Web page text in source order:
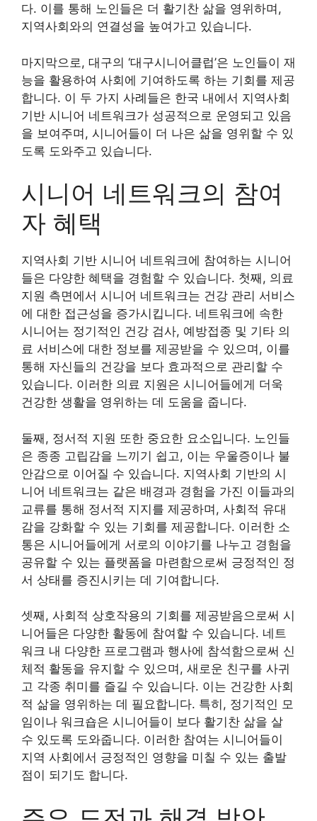
다. 이를 통해 노인들은 더 활기찬 삶을 영위하며,
지역사회와의 연결성을 높여가고 있습니다.
마지막으로, 대구의 ‘대구시니어클럽’은 노인들이 재
능을 활용하여 사회에 기여하도록 하는 기회를 제공
합니다. 이 두 가지 사례들은 한국 내에서 지역사회
기반 시니어 네트워크가 성공적으로 운영되고 있음
을 보여주며, 시니어들이 더 나은 삶을 영위할 수 있
도록 도와주고 있습니다.
시니어 네트워크의 참여
자 혜택
지역사회 기반 시니어 네트워크에 참여하는 시니어
들은 다양한 혜택을 경험할 수 있습니다. 첫째, 의료
지원 측면에서 시니어 네트워크는 건강 관리 서비스
에 대한 접근성을 증가시킵니다. 네트워크에 속한
시니어는 정기적인 건강 검사, 예방접종 및 기타 의
료 서비스에 대한 정보를 제공받을 수 있으며, 이를
통해 자신들의 건강을 보다 효과적으로 관리할 수
있습니다. 이러한 의료 지원은 시니어들에게 더욱
건강한 생활을 영위하는 데 도움을 줍니다.
둘째, 정서적 지원 또한 중요한 요소입니다. 노인들
은 종종 고립감을 느끼기 쉽고, 이는 우울증이나 불
안감으로 이어질 수 있습니다. 지역사회 기반의 시
니어 네트워크는 같은 배경과 경험을 가진 이들과의
교류를 통해 정서적 지지를 제공하며, 사회적 유대
감을 강화할 수 있는 기회를 제공합니다. 이러한 소
통은 시니어들에게 서로의 이야기를 나누고 경험을
공유할 수 있는 플랫폼을 마련함으로써 긍정적인 정
서 상태를 증진시키는 데 기여합니다.
셋째, 사회적 상호작용의 기회를 제공받음으로써 시
니어들은 다양한 활동에 참여할 수 있습니다. 네트
워크 내 다양한 프로그램과 행사에 참석함으로써 신
체적 활동을 유지할 수 있으며, 새로운 친구를 사귀
고 각종 취미를 즐길 수 있습니다. 이는 건강한 사회
적 삶을 영위하는 데 필요합니다. 특히, 정기적인 모
임이나 워크숍은 시니어들이 보다 활기찬 삶을 살
수 있도록 도와줍니다. 이러한 참여는 시니어들이
지역 사회에서 긍정적인 영향을 미칠 수 있는 출발
점이 되기도 합니다.